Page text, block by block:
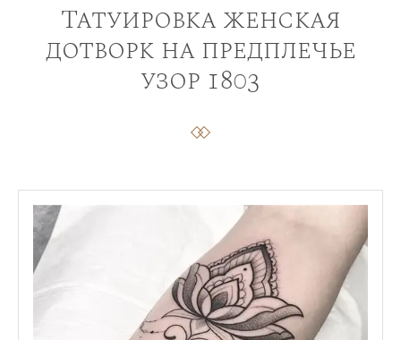
Татуировка женская
дотворк на предплечье
узор 1803